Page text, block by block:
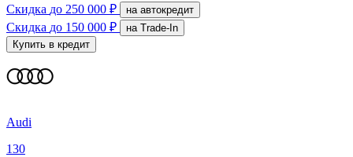
Скидка до 250 000 ₽ на автокредит
Скидка до 150 000 ₽
на Trade-In
Купить в кредит
Audi
130